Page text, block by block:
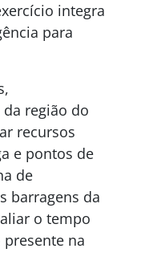
integra
para
região do
recursos
e pontos de
de
barragens da
o tempo
na